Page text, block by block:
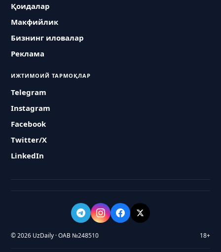
Қоидалар
Макфийлик
Бизнинг иловалар
Реклама
ИЖТИМОИЙ ТАРМОҚЛАР
Telegram
Instagram
Facebook
Twitter/X
LinkedIn
© 2026 UzDaily · ОАВ №248510 18+